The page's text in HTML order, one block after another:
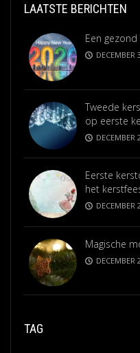
LAATSTE BERICHTEN
Een
DECEMBER
Tweede
op eerste
DECEMBER
Eerste
het
DECEMBER
Magische
DECEMBER
TAG